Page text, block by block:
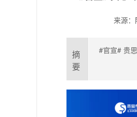
来源：
摘
要
#官宣# 贵